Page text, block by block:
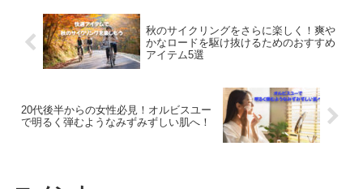
秋のサイクリングをさらに楽しく！爽や
かなロードを駆け抜けるためのおすすめ
アイテム5選
20代後半からの女性必見！オルビスユー
で明るく弾むようなみずみずしい肌へ！